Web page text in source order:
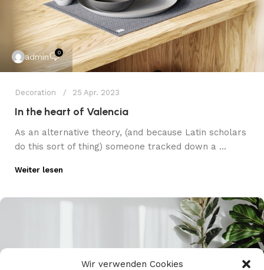
Wir verwenden Cookies
admin 0
Decoration 25 Apr. 2023
In the heart of Valencia
As an alternative theory, (and because Latin scholars
do this sort of thing) someone tracked down a ...
Weiter lesen